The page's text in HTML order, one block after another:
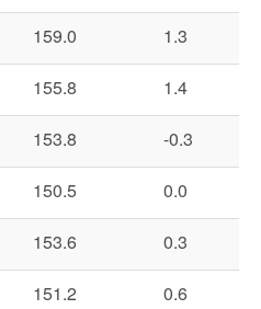
159.0 1.3
155.8 1.4
153.8 -0.3
150.5 0.0
153.6 0.3
151.2 0.6